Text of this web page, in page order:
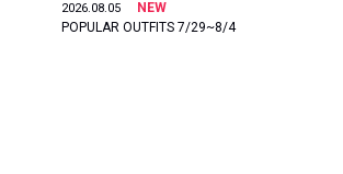
2026.08.05
NEW
POPULAR OUTFITS 7/29~8/4